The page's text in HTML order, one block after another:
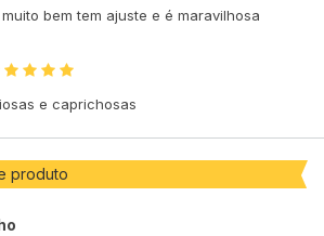
bem tem ajuste e é maravilhosa
e caprichosas
produto